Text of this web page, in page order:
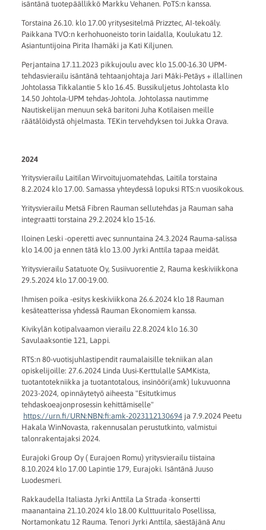
isäntänä tuotepäällikkö Markku Vehanen. PoTS:n kanssa.
Torstaina 26.10. klo 17.00 yritysesitelmä Prizztec, AI-tekoäly.
Paikkana TVO:n kerhohuoneisto torin laidalla, Koulukatu 12.
Asiantuntijoina Pirita Ihamäki ja Kati Kiljunen.
Perjantaina 17.11.2023 pikkujoulu avec klo 15.00-16.30 UPM-
tehdasvierailu isäntänä tehtaanjohtaja Jari Mäki-Petäys + illallinen
Johtolassa Tikkalantie 5 klo 16.45. Bussikuljetus Johtolasta klo
14.50 Johtola-UPM tehdas-Johtola. Johtolassa nautimme
Nautiskelijan menuun sekä baritoni Juha Kotilaisen meille
räätälöidystä ohjelmasta. TEKin tervehdyksen toi Jukka Orava.
2024
Yritysvierailu Laitilan Wirvoitujuomatehdas, Laitila torstaina
8.2.2024 klo 17.00. Samassa yhteydessä lopuksi RTS:n vuosikokous.
Yritysvierailu Metsä Fibren Rauman sellutehdas ja Rauman saha
integraatti torstaina 29.2.2024 klo 15-16.
Iloinen Leski -operetti avec sunnuntaina 24.3.2024 Rauma-salissa
klo 14.00 ja ennen tätä klo 13.00 Jyrki Anttila tapaa meidät.
Yritysvierailu Satatuote Oy, Susiivuorentie 2, Rauma keskiviikkona
29.5.2024 klo 17.00-19.00.
Ihmisen poika -esitys keskiviikkona 26.6.2024 klo 18 Rauman
kesäteatterissa yhdessä Rauman Ekonomiem kanssa.
Kivikylän kotipalvaamon vierailu 22.8.2024 klo 16.30
Savulaaksontie 121, Lappi.
RTS:n 80-vuotisjuhlastipendit raumalaisille tekniikan alan
opiskelijoille: 27.6.2024 Linda Uusi-Kerttulalle SAMKista,
tuotantotekniikka ja tuotantotalous, insinööri(amk) lukuvuonna
2023-2024, opinnäytetyö aiheesta "Esitutkimus
tehdaskoeajonprosessin kehittämiselle"
https://urn.fi/URN:NBN:fi:amk-2023112130694ja 7.9.2024 Peetu
Hakala WinNovasta, rakennusalan perustutkinto, valmistui
talonrakentajaksi 2024.
Eurajoki Group Oy ( Eurajoen Romu) yritysvierailu tiistaina
8.10.2024 klo 17.00 Lapintie 179, Eurajoki. Isäntänä Juuso
Luodesmeri.
Rakkaudella Italiasta Jyrki Anttila La Strada -konsertti
maanantaina 21.10.2024 klo 18.00 Kulttuuritalo Posellissa,
Nortamonkatu 12 Rauma. Tenori Jyrki Anttila, säestäjänä Anu